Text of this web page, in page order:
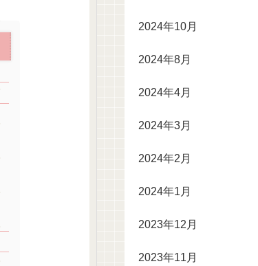
2024年10月
2024年8月
2024年4月
2024年3月
2024年2月
2024年1月
2023年12月
2023年11月